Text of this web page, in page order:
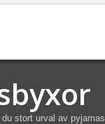
du stort urval av